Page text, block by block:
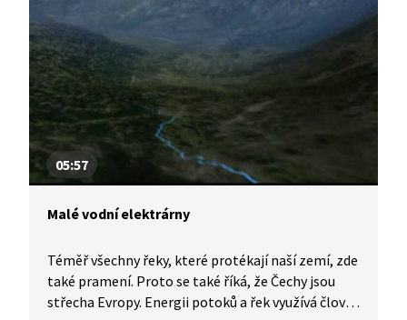
05:57
Malé vodní elektrárny
Téměř všechny řeky, které protékají naší zemí, zde
také pramení. Proto se také říká, že Čechy jsou
střecha Evropy. Energii potoků a řek využívá člověk